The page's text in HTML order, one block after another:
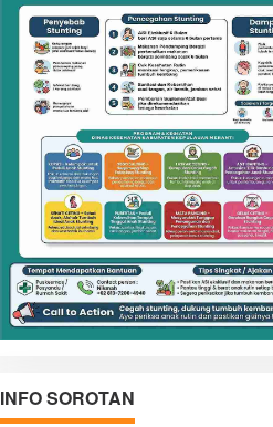
INFO SOROTAN